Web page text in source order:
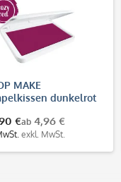
MAKE
dunkelrot
€ab4,96 €
exkl. MwSt.